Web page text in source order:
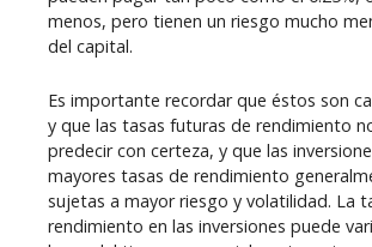
menos, pero tienen un riesgo mucho
del capital.
Es importante recordar que éstos son
y que las tasas futuras de rendimiento
predecir con certeza, y que las
mayores tasas de rendimiento
sujetas a mayor riesgo y volatilidad. La
rendimiento en las inversiones puede